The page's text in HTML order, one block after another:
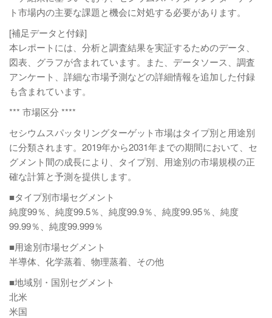
ト市場内の主要な課題と機会に対処する必要があります。
[補足データと付録]
本レポートには、分析と調査結果を実証するためのデータ、
図表、グラフが含まれています。また、データソース、調査
アンケート、詳細な市場予測などの詳細情報を追加した付録
も含まれています。
*** 市場区分 ****
セシウムスパッタリングターゲット市場はタイプ別と用途別
に分類されます。2019年から2031年までの期間において、セ
グメント間の成長により、タイプ別、用途別の市場規模の正
確な計算と予測を提供します。
■タイプ別市場セグメント
純度99％、純度99.5％、純度99.9％、純度99.95％、純度
99.99％、純度99.999％
■用途別市場セグメント
半導体、化学蒸着、物理蒸着、その他
■地域別・国別セグメント
北米
米国